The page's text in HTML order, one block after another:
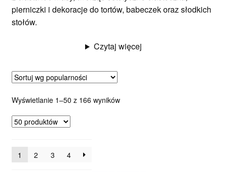
pierniczki i dekoracje do tortów, babeczek oraz słodkich
stołów.
Czytaj więcej
Wyświetlanie 1–50 z 166 wynikówPosortowane
1 2 3 4